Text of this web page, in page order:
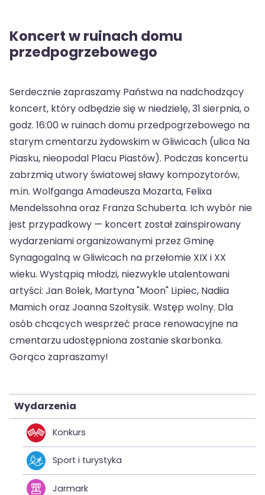
Koncert w ruinach domu
przedpogrzebowego
Serdecznie zapraszamy Państwa na nadchodzący
koncert, który odbędzie się w niedzielę, 31 sierpnia, o
godz. 16:00 w ruinach domu przedpogrzebowego na
starym cmentarzu żydowskim w Gliwicach (ulica Na
Piasku, nieopodal Placu Piastów). Podczas koncertu
zabrzmią utwory światowej sławy kompozytorów,
m.in. Wolfganga Amadeusza Mozarta, Felixa
Mendelssohna oraz Franza Schuberta. Ich wybór nie
jest przypadkowy — koncert został zainspirowany
wydarzeniami organizowanymi przez Gminę
Synagogalną w Gliwicach na przełomie XIX i XX
wieku. Wystąpią młodzi, niezwykle utalentowani
artyści: Jan Bolek, Martyna "Moon" Lipiec, Nadiia
Mamich oraz Joanna Szołtysik. Wstęp wolny. Dla
osób chcących wesprzeć prace renowacyjne na
cmentarzu udostępniona zostanie skarbonka.
Gorąco zapraszamy!
Wydarzenia
Konkurs
Sport i turystyka
Jarmark